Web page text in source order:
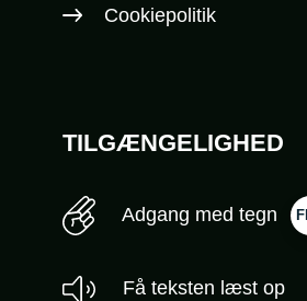
Cookiepolitik
TILGÆNGELIGHED
Adgang med tegn
Få teksten læst op